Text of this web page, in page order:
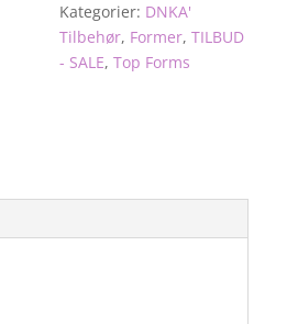
Kategorier: DNKA'
Tilbehør, Former,TILBUD
- SALE,Top Forms